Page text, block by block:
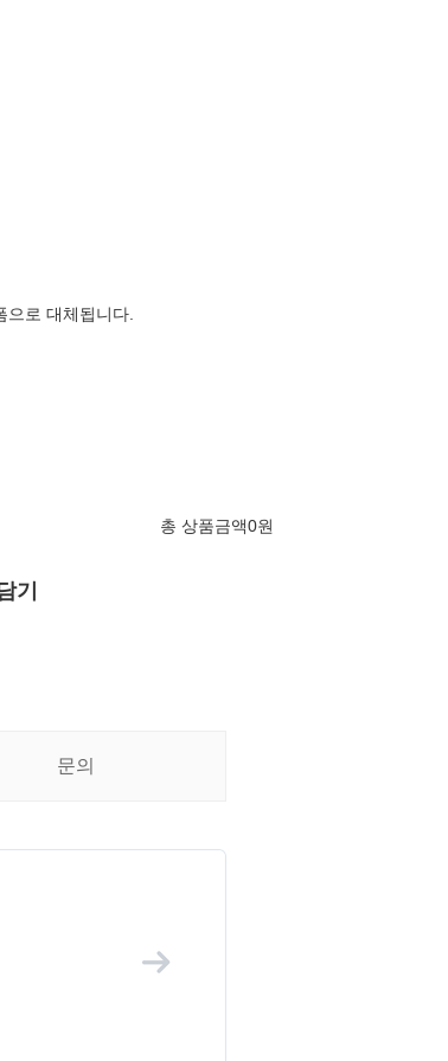
로 대체됩니다.
총 상품금액0원
기
문의